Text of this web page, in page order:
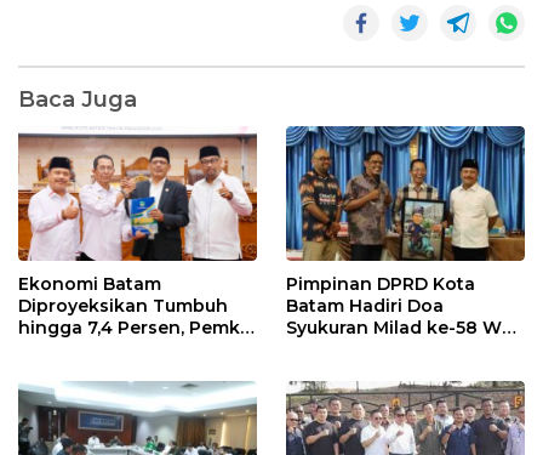
Baca Juga
Ekonomi Batam
Diproyeksikan Tumbuh
hingga 7,4 Persen, Pemko
Pimpinan DPRD Kota
Batam Hadiri Doa
Syukuran Milad ke-58 Wali
Karikatur